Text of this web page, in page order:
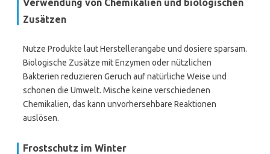
Verwendung von Chemikalien und biologischen
Zusätzen
Nutze Produkte laut Herstellerangabe und dosiere sparsam.
Biologische Zusätze mit Enzymen oder nützlichen
Bakterien reduzieren Geruch auf natürliche Weise und
schonen die Umwelt. Mische keine verschiedenen
Chemikalien, das kann unvorhersehbare Reaktionen
auslösen.
Frostschutz im Winter